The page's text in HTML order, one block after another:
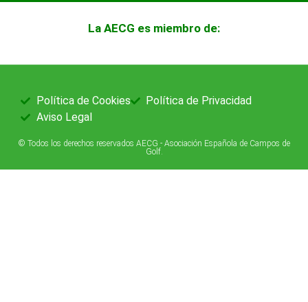
La AECG es miembro de:
© Todos los derechos reservados AECG - Asociación Española de Campos de
Golf.
Política de Cookies
Política de Privacidad
Aviso Legal